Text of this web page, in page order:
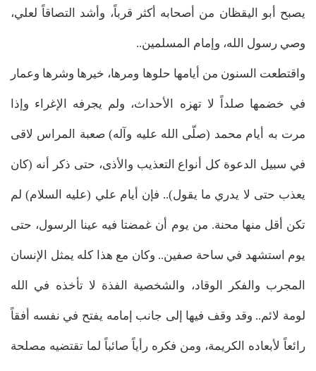
يصبح أبو اليقظان من أصحابه أكثر قرباً، وأشد التصاقاً لعلي،
وصي رسول الله، وإمام المسلمين..
واقتطعت السنون من أيامها حلوها ومرها، خيرها وشرها وعمار
في خضمها صلداً لا تهزه الأحداث، ولم يجرفه الإغراء وإذا
مرت به أيام محمد (صلّى الله عليه وآله) صعبة المراس لاقى
في سبيل الدعوة كل أنواع التعذيب والأذى، حتى ذكر أنه (كان
يعذب حتى لا يدري ما يقول).. فإن أيام علي (عليه السلام) لم
تكن أقل منها محنة. من يوم أن غمضتا فيه عينا الرسول، حتى
يوم استشهد في ساحة صفين.. وكان مع هذا كله يمثل الإنسان
المجرب والفكر الوقاد، والشخصية الفذة لا تأخذه في الله
لومة لائم.. وقد وقف فيها إلى جانب إمامه يفتح في نفسه أفقاً
رائعاً لأبعاده الكريمة، ومن فكره رأياً صائباً لما تقتضيه مصلحة